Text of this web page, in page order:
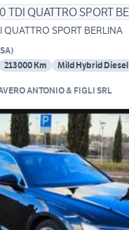
SPORT BERLINA
SA)
213000 Km Mild Hybrid Diesel
ANTONIO & FIGLI SRL